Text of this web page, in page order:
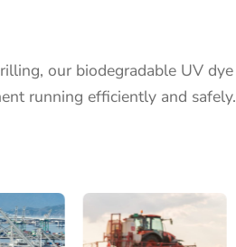
our biodegradable UV dye
running efficiently and safely.